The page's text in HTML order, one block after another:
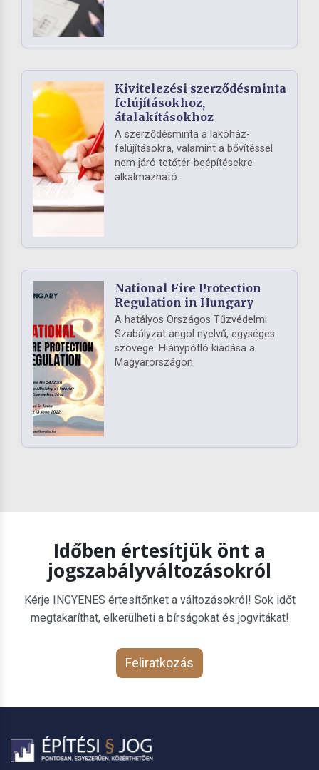
Kivitelezési szerződésminta
felújításokhoz,
átalakításokhoz
A szerződésminta a lakóház-
felújításokra, valamint a bővítéssel
nem járó tetőtér-beépítésekre
alkalmazható.
National Fire Protection
Regulation in Hungary
A hatályos Országos Tűzvédelmi
Szabályzat angol nyelvű, egységes
szövege. Hiánypótló kiadása a
Magyarországon
Időben értesítjük önt a
jogszabályváltozásokról
Kérje INGYENES értesítőnket a változásokról! Sok időt
megtakaríthat, elkerülheti a bírságokat és jogvitákat!
Feliratkozás